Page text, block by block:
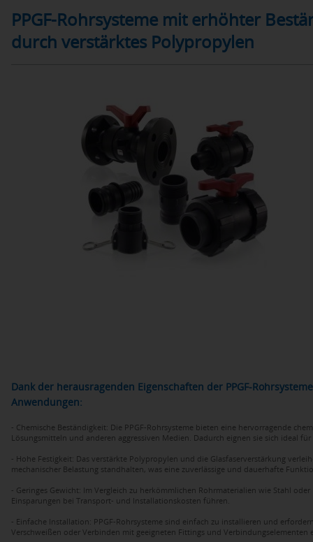
PPGF-Rohrsysteme mit erhöhter
durch verstärktes Polypropylen
Dank der herausragenden Eigenschaften der PPGF-
Anwendungen:
- Chemische Beständigkeit: Die PPGF-Rohrsysteme bieten eine hervorragende
Lösungsmitteln und anderen aggressiven Medien. Dadurch eignen sie sich ideal
- Hohe Festigkeit: Das verstärkte Polypropylen und die Glasfaserverstärkung
mechanischer Belastung standhalten, was eine zuverlässige und dauerhafte
- Geringes Gewicht: Im Vergleich zu herkömmlichen Rohrmaterialien wie Stahl
Einsparungen bei Transport- und Installationskosten führen.
- Einfache Installation: PPGF-Rohrsysteme sind einfach zu installieren und
Verschweißen oder Verbinden mit geeigneten Fittings und